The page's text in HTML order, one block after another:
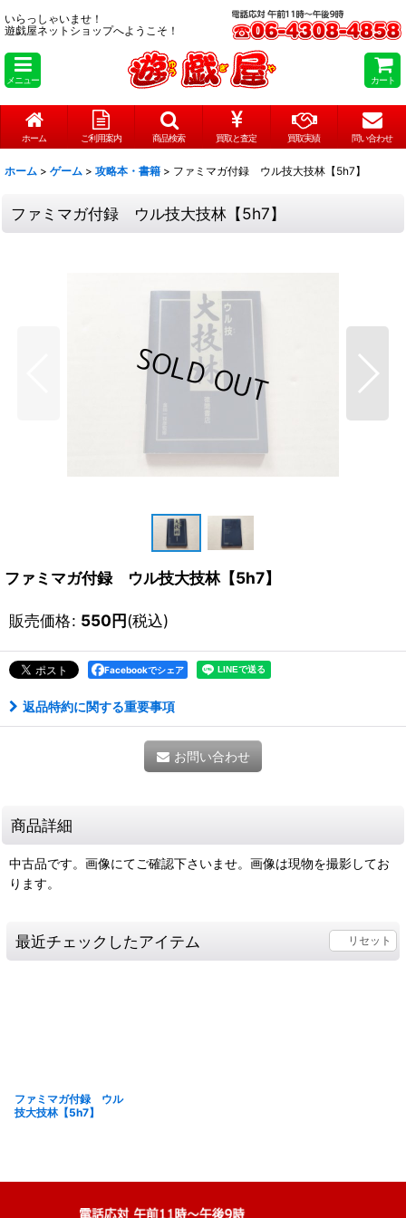
いらっしゃいませ！
遊戯屋ネットショップへようこそ！
メニュー カート
ホーム ご利用案内 商品検索 買取と査定 買取実績 問い合わせ
ホーム > ゲーム > 攻略本・書籍 > ファミマガ付録 ウル技大技林【5h7】
ファミマガ付録 ウル技大技林【5h7】
ファミマガ付録 ウル技大技林【5h7】
販売価格: 550円(税込)
Facebookでシェア
返品特約に関する重要事項
お問い合わせ
商品詳細
中古品です。画像にてご確認下さいませ。画像は現物を撮影してお
ります。
最近チェックしたアイテム リセット
ファミマガ付録 ウル
技大技林【5h7】